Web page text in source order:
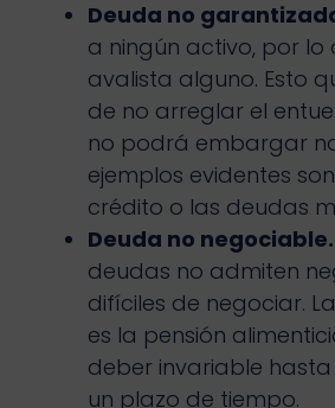
Deuda no
a ningún activo, por lo
avalista alguno. Esto
de no arreglar el
no podrá embargar
ejemplos evidentes
crédito o las deudas
Deuda no negociable.
deudas no admiten
difíciles de negociar.
es la pensión
deber invariable
un plazo de tiempo.